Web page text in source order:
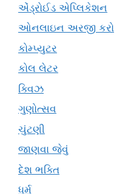
એંડ્રોઈડ એપ્લિકેશન
ઓનલાઇન અરજી કરો
કોમ્પ્યુટર
કોલ લેટર
ક્વિઝ
ગુણોત્સવ
ચુંટણી
જાણવા જેવું
દેશ ભક્તિ
ધર્મ